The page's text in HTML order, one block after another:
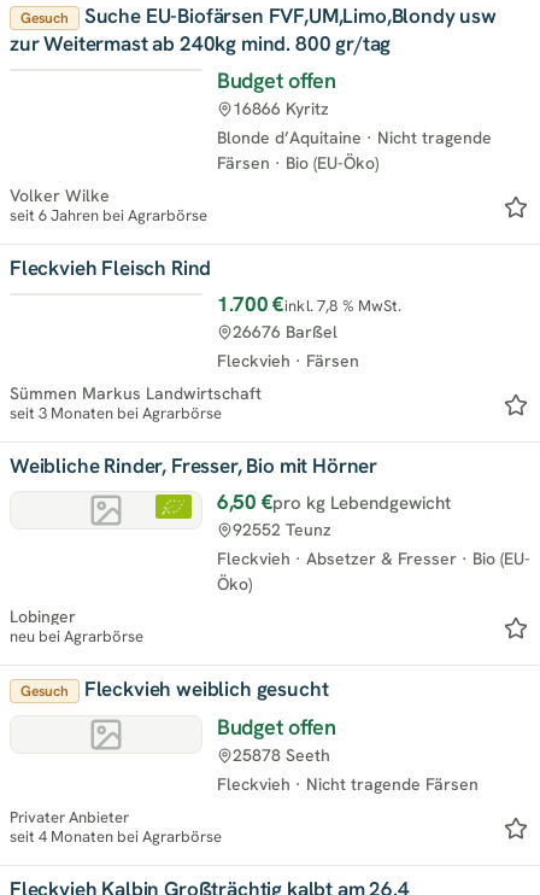
Gesuch
Suche EU-Biofärsen FVF,UM,Limo,Blondy usw
zur Weitermast ab 240kg mind. 800 gr/tag
Budget offen
Blonde d’Aquitaine · Nicht tragende
Färsen · Bio (EU-Öko)
16866 Kyritz
Volker Wilke
seit 6 Jahren bei Agrarbörse
Fleckvieh Fleisch Rind
1.700 €inkl. 7,8 % MwSt.
Fleckvieh · Färsen
26676 Barßel
Sümmen Markus Landwirtschaft
seit 3 Monaten bei Agrarbörse
Weibliche Rinder, Fresser, Bio mit Hörner
6,50 €pro kg Lebendgewicht
Fleckvieh · Absetzer & Fresser · Bio (EU-
Öko)
92552 Teunz
Lobinger
neu bei Agrarbörse
Gesuch Fleckvieh weiblich gesucht
Budget offen
Fleckvieh · Nicht tragende Färsen
25878 Seeth
Privater Anbieter
seit 4 Monaten bei Agrarbörse
Fleckvieh Kalbin Großträchtig kalbt am 26.4